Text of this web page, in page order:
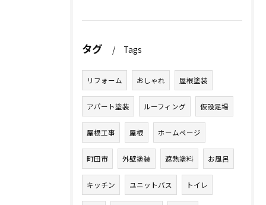
タグ Tags
リフォーム おしゃれ 屋根塗装
アパート塗装 ルーフィング 仮設足場
屋根工事 屋根 ホームページ
町田市 外壁塗装 遮熱塗料 お風呂
キッチン ユニットバス トイレ